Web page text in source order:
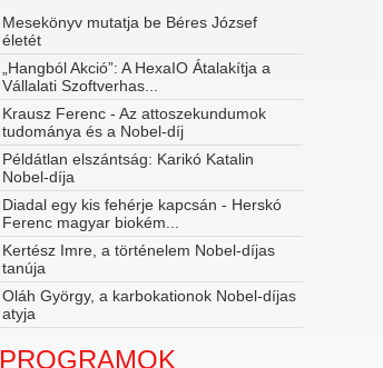
Mesekönyv mutatja be Béres József
életét
„Hangból Akció”: A HexaIO Átalakítja a
Vállalati Szoftverhas...
Krausz Ferenc - Az attoszekundumok
tudománya és a Nobel‑díj
Példátlan elszántság: Karikó Katalin
Nobel-díja
Diadal egy kis fehérje kapcsán - Herskó
Ferenc magyar biokém...
Kertész Imre, a történelem Nobel-díjas
tanúja
Oláh György, a karbokationok Nobel-díjas
atyja
PROGRAMOK